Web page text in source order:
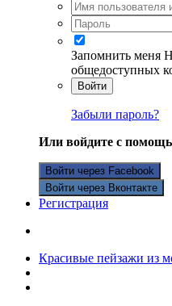
Запомнить меня
общедоступных
Войти
Забыли пароль?
Или войдите с
Войти через Facebook
Войти через Вконтакте
Регистрация
Красивые пейзажи из